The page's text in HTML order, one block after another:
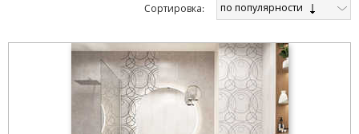
Cортировка: по популярности